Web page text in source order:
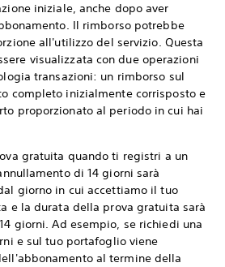
iniziale, anche dopo aver
Il rimborso potrebbe
all'utilizzo del servizio. Questa
visualizzata con due operazioni
transazioni: un rimborso sul
completo inizialmente corrisposto e
proporzionato al periodo in cui hai
gratuita quando ti registri a un
di 14 giorni sarà
giorno in cui accettiamo il tuo
e la durata della prova gratuita sarà
giorni. Ad esempio, se richiedi una
e sul tuo portafoglio viene
al termine della